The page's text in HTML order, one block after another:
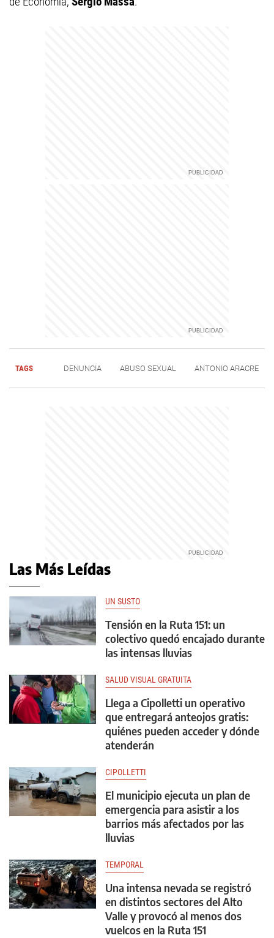
TAGS DENUNCIA ABUSO SEXUAL ANTONIO ARACRE
Las Más Leídas
UN SUSTO
Tensión en la Ruta 151: un
colectivo quedó encajado durante
las intensas lluvias
SALUD VISUAL GRATUITA
Llega a Cipolletti un operativo
que entregará anteojos gratis:
quiénes pueden acceder y dónde
atenderán
CIPOLLETTI
El municipio ejecuta un plan de
emergencia para asistir a los
barrios más afectados por las
lluvias
TEMPORAL
Una intensa nevada se registró
en distintos sectores del Alto
Valle y provocó al menos dos
vuelcos en la Ruta 151